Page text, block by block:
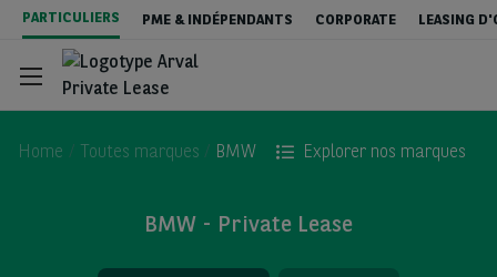
Aller
contenu
principal
PARTICULIERS PME & INDÉPENDANTS CORPORATE LEASING
Configurateur
Home Toutes marques BMW Explorer nos marques
BMW - Private Lease